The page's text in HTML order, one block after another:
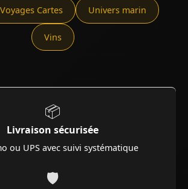
Cartes Univers marin
Vins
📦
Livraison sécurisée
ou UPS avec suivi systématique
🛡️